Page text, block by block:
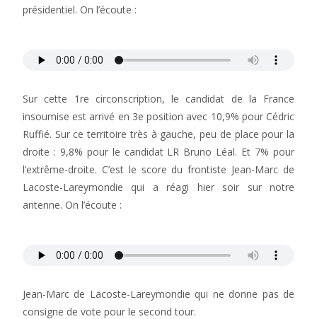
présidentiel. On l’écoute :
Sur cette 1re circonscription, le candidat de la France
insoumise est arrivé en 3e position avec 10,9% pour Cédric
Ruffié. Sur ce territoire très à gauche, peu de place pour la
droite : 9,8% pour le candidat LR Bruno Léal. Et 7% pour
l’extrême-droite. C’est le score du frontiste Jean-Marc de
Lacoste-Lareymondie qui a réagi hier soir sur notre
antenne. On l’écoute :
Jean-Marc de Lacoste-Lareymondie qui ne donne pas de
consigne de vote pour le second tour.